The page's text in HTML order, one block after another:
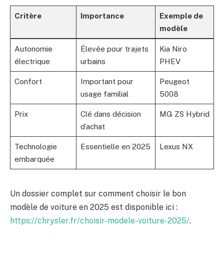
Critère Importance
Exemple de
modèle
Autonomie
électrique
Élevée pour trajets
urbains
Kia Niro
PHEV
Confort
Important pour
usage familial
Peugeot
5008
Prix
Clé dans décision
d’achat
MG ZS Hybrid
Technologie
embarquée
Essentielle en 2025 Lexus NX
Un dossier complet sur comment choisir le bon
modèle de voiture en 2025 est disponible ici :
https://chrysler.fr/choisir-modele-voiture-2025/.